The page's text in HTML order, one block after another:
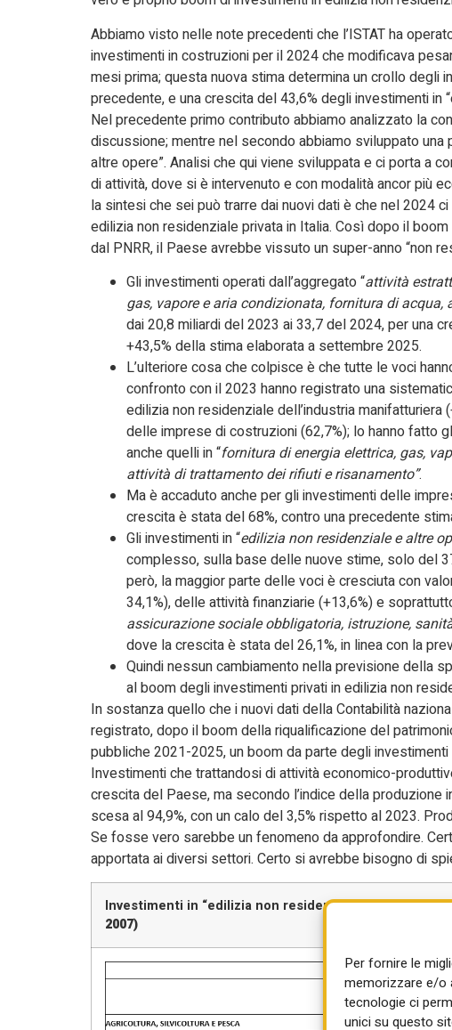
Per fornire le
memorizzare e/o
tecnologie ci
unici su questo
Abbiamo visto nelle note precedenti che l’ISTAT ha
investimenti in costruzioni per il 2024 che modificava
mesi prima; questa nuova stima determina un crollo degli
precedente, e una crescita del 43,6% degli investimenti in
Nel precedente primo contributo abbiamo analizzato la
discussione; mentre nel secondo abbiamo sviluppato
altre opere”. Analisi che qui viene sviluppata e ci porta a
di attività, dove si è intervenuto e con modalità ancor più
la sintesi che sei può trarre dai nuovi dati è che nel 2024
edilizia non residenziale privata in Italia. Così dopo il
dal PNRR, il Paese avrebbe vissuto un super-anno “non
Gli investimenti operati dall’aggregato “attività
gas, vapore e aria condizionata, fornitura di
dai 20,8 miliardi del 2023 ai 33,7 del 2024, per una
+43,5% della stima elaborata a settembre 2025.
L’ulteriore cosa che colpisce è che tutte le voci
confronto con il 2023 hanno registrato una
edilizia non residenziale dell’industria
delle imprese di costruzioni (62,7%); lo hanno fatto
anche quelli in “fornitura di energia elettrica, gas,
attività di trattamento dei rifiuti e risanamento”.
Ma è accaduto anche per gli investimenti delle
crescita è stata del 68%, contro una precedente
Gli investimenti in “edilizia non residenziale e altre
complesso, sulla base delle nuove stime, solo del
però, la maggior parte delle voci è cresciuta con
34,1%), delle attività finanziarie (+13,6%) e
assicurazione sociale obbligatoria, istruzione,
dove la crescita è stata del 26,1%, in linea con la
Quindi nessun cambiamento nella previsione della
al boom degli investimenti privati in edilizia non
In sostanza quello che i nuovi dati della Contabilità
registrato, dopo il boom della riqualificazione del
pubbliche 2021-2025, un boom da parte degli
Investimenti che trattandosi di attività economico-
crescita del Paese, ma secondo l’indice della
scesa al 94,9%, con un calo del 3,5% rispetto al 2023.
Se fosse vero sarebbe un fenomeno da approfondire.
apportata ai diversi settori. Certo si avrebbe bisogno di
Investimenti in “edilizia non residenziale e altre
2007)